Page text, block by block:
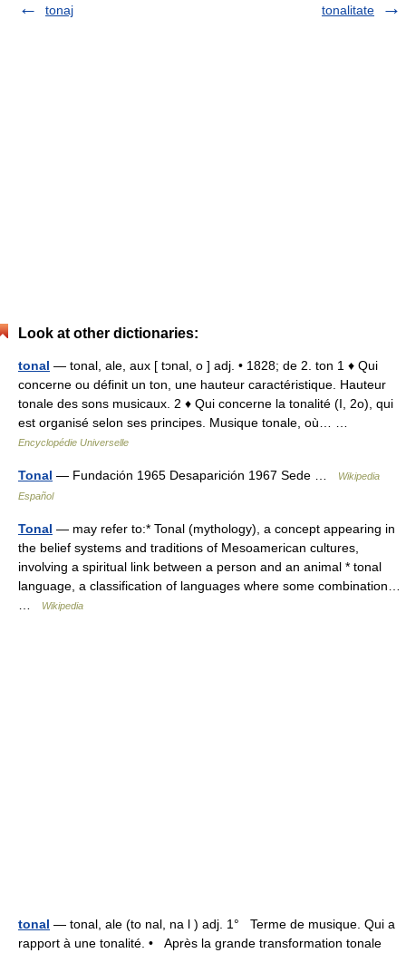
tonaj tonalitate
Look at other dictionaries:
tonal — tonal, ale, aux [ tɔnal, o ] adj. • 1828; de 2. ton 1 ♦ Qui
concerne ou définit un ton, une hauteur caractéristique. Hauteur
tonale des sons musicaux. 2 ♦ Qui concerne la tonalité (I, 2o), qui
est organisé selon ses principes. Musique tonale, où… …
Encyclopédie Universelle
Tonal — Fundación 1965 Desaparición 1967 Sede …
Wikipedia
Español
Tonal — may refer to:* Tonal (mythology), a concept appearing in
the belief systems and traditions of Mesoamerican cultures,
involving a spiritual link between a person and an animal * tonal
language, a classification of languages where some combination…
Wikipedia
tonal — tonal, ale (to nal, na l ) adj. 1° Terme de musique. Qui a
rapport à une tonalité. • Après la grande transformation tonale